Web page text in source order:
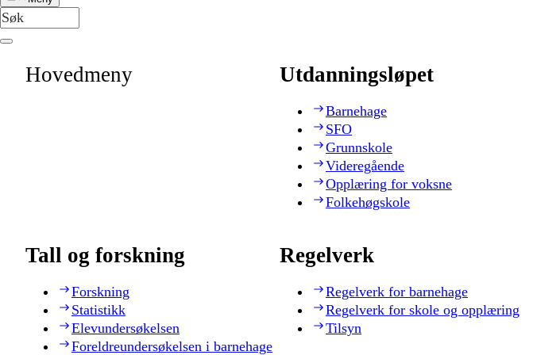
Hovedmeny Utdanningsløpet
Barnehage
SFO
Grunnskole
Videregående
Opplæring for voksne
Folkehøgskole
Tall og forskning
Forskning
Statistikk
Elevundersøkelsen
Foreldreundersøkelsen i barnehage
Regelverk
Regelverk for barnehage
Regelverk for skole og opplæring
Tilsyn